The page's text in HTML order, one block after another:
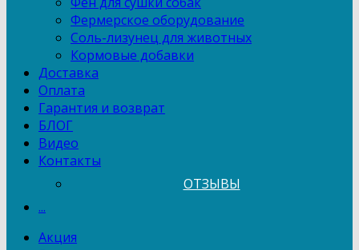
Фермерское оборудование
Соль-лизунец для животных
Кормовые добавки
Доставка
Оплата
Гарантия и возврат
БЛОГ
Видео
Контакты
ОТЗЫВЫ
...
Акция